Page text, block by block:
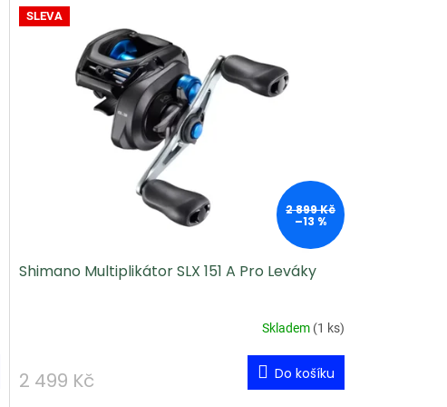
SLEVA
2 899 Kč
–13 %
Shimano Multiplikátor SLX 151 A Pro Leváky
Skladem (1 ks)
2 499 Kč Do košíku